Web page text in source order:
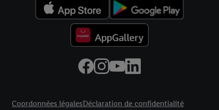
Coordonnées légalesDéclaration de confidentialité